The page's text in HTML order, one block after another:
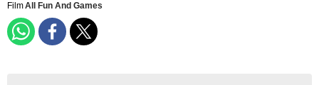
FilmAll Fun And Games